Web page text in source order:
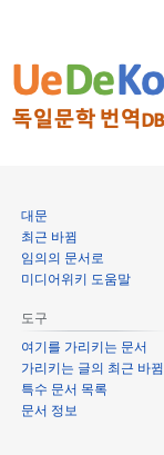
대문
최근 바뀜
임의의 문서로
미디어위키 도움말
도구
여기를 가리키는 문서
가리키는 글의 최근 바뀜
특수 문서 목록
문서 정보